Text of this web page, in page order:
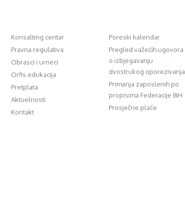
Konsalting centar
Pravna regulativa
Obrasci i urneci
Orfis edukacija
Pretplata
Aktuelnosti
Kontakt
Poreski kalendar
Pregled važećih ugovora
o izbjegavanju
dvostrukog oporezivanja
Primanja zaposlenih po
propisima Federacije BiH
Prosječne plaće